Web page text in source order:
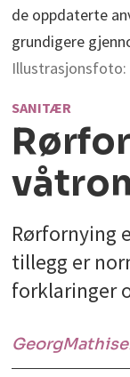
de oppdaterte
grundigere
SANITÆR
Rørfornying
tillegg er
forklaringer
Georg